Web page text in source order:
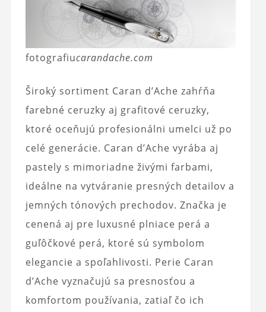
fotografiucarandache.com
Široký sortiment Caran d’Ache zahŕňa
farebné ceruzky aj grafitové ceruzky,
ktoré oceňujú profesionálni umelci už po
celé generácie. Caran d’Ache vyrába aj
pastely s mimoriadne živými farbami,
ideálne na vytváranie presných detailov a
jemných tónových prechodov. Značka je
cenená aj pre luxusné plniace perá a
guľôčkové perá, ktoré sú symbolom
elegancie a spoľahlivosti. Perie Caran
d’Ache vyznačujú sa presnosťou a
komfortom používania, zatiaľ čo ich